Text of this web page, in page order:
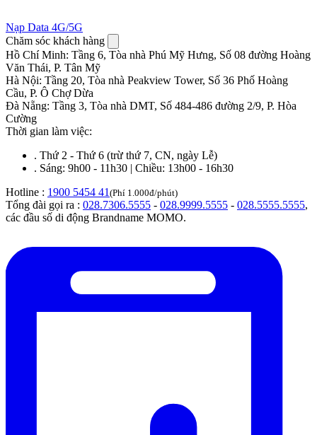
Nạp Data 4G/5G
Chăm sóc khách hàng
Hồ Chí Minh: Tầng 6, Tòa nhà Phú Mỹ Hưng, Số 08 đường Hoàng
Văn Thái, P. Tân Mỹ
Hà Nội: Tầng 20, Tòa nhà Peakview Tower, Số 36 Phố Hoàng
Cầu, P. Ô Chợ Dừa
Đà Nẵng: Tầng 3, Tòa nhà DMT, Số 484-486 đường 2/9, P. Hòa
Cường
Thời gian làm việc:
. Thứ 2 - Thứ 6 (trừ thứ 7, CN, ngày Lễ)
. Sáng: 9h00 - 11h30 | Chiều: 13h00 - 16h30
Hotline : 1900 5454 41 (Phí 1.000đ/phút)
Tổng đài gọi ra : 028.7306.5555 - 028.9999.5555 - 028.5555.5555,
các đầu số di động Brandname MOMO.